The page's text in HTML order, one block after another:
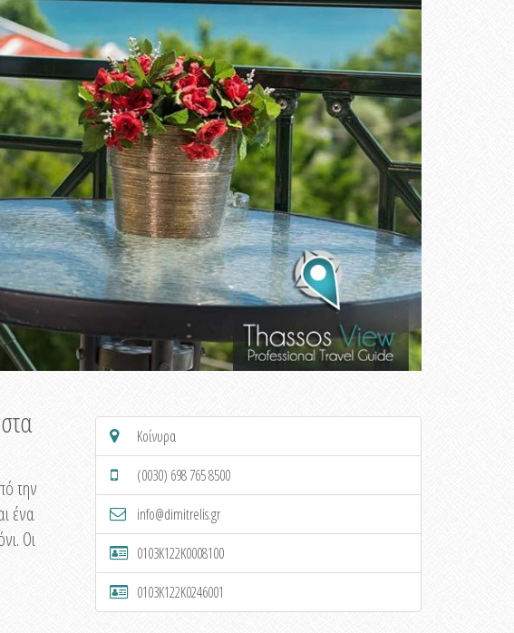
την
ένα
Οι
Κοίνυρα
(0030) 698 765 8500
info@dimitrelis.gr
0103K122K0008100
0103K122K0246001